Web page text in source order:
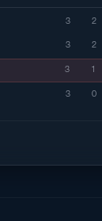
3 2
3 2
3 1
3 0